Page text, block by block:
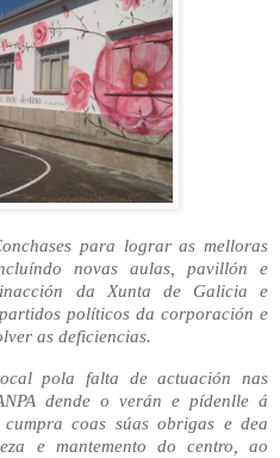
para lograr as melloras
novas aulas, pavillón e
da Xunta de Galicia e
políticos da corporación e
as deficiencias.
pola falta de actuación nas
dende o verán e pídenlle á
coas súas obrigas e dea
e mantemento do centro, ao